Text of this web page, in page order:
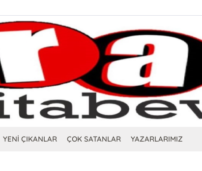
YENİ ÇIKANLAR ÇOK SATANLAR YAZARLARIMIZ